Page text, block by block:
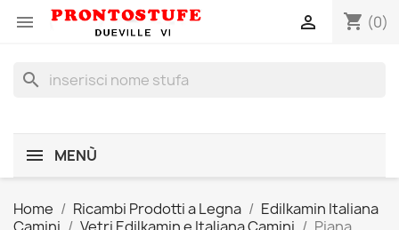
 shopping_cart (0)

search
MENÙ
Home Ricambi Prodotti a Legna
Edilkamin Italiana